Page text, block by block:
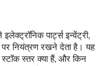
पार्ट्स इन्वेंट्री,
पर नियंत्रण रखने देता है। यह
स्तर क्या हैं, और किन